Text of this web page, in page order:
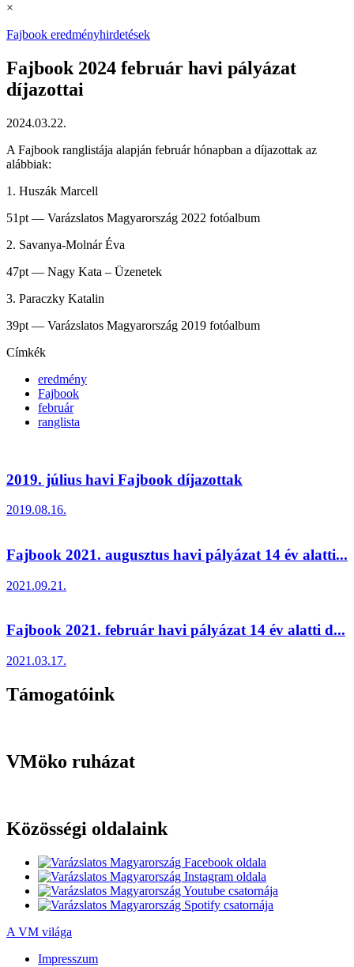
×
Fajbook eredményhirdetések
Fajbook 2024 február havi pályázat
díjazottai
2024.03.22.
A Fajbook ranglistája alapján február hónapban a díjazottak az
alábbiak:
1. Huszák Marcell
51pt — Varázslatos Magyarország 2022 fotóalbum
2. Savanya-Molnár Éva
47pt — Nagy Kata – Üzenetek
3. Paraczky Katalin
39pt — Varázslatos Magyarország 2019 fotóalbum
Címkék
eredmény
Fajbook
február
ranglista
2019. július havi Fajbook díjazottak
2019.08.16.
Fajbook 2021. augusztus havi pályázat 14 év alatti...
2021.09.21.
Fajbook 2021. február havi pályázat 14 év alatti d...
2021.03.17.
Támogatóink
VMöko ruházat
Közösségi oldalaink
A VM világa
Impresszum